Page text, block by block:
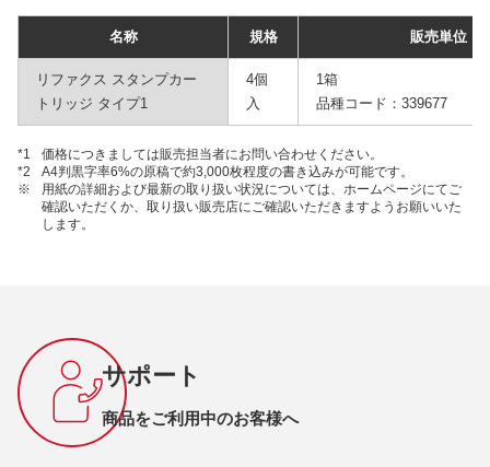
名称 規格 販売単位
リファクス スタンプカー
トリッジ タイプ1
4個
入
1箱
品種コード：339677
*1
価格につきましては販売担当者にお問い合わせください。
*2
A4判黒字率6%の原稿で約3,000枚程度の書き込みが可能です。
※
用紙の詳細および最新の取り扱い状況については、ホームページにてご
確認いただくか、取り扱い販売店にご確認いただきますようお願いいた
します。
サポート
商品をご利用中のお客様へ